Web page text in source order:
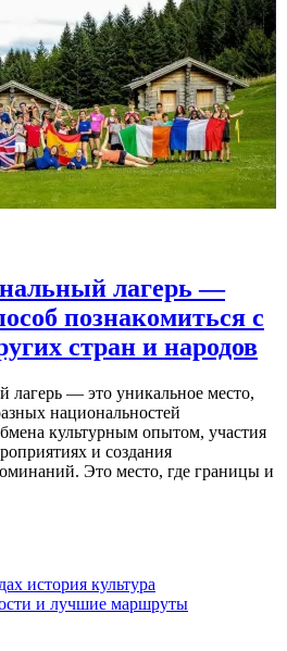
лагерь —
познакомиться с
стран и народов
лагерь — это уникальное место,
национальностей
культурным опытом, участия
и создания
Это место, где границы и
история культура
и лучшие маршруты